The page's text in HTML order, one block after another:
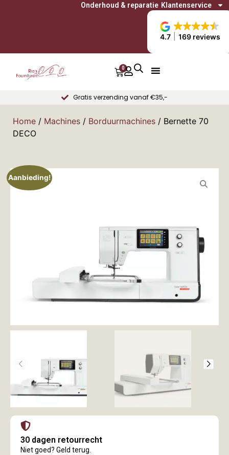
4.7 169 reviews
Onderhoud & reparatie Klantenservice
0
Gratis verzending vanaf €35,-
Home / Machines / Borduurmachines / Bernette 70
DECO
Aanbieding!
30 dagen retourrecht
Niet goed? Geld terug.